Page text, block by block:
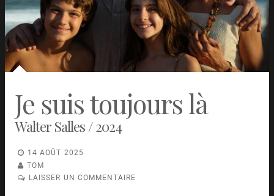
Je suis toujours là
Walter Salles / 2024
14 AOÛT 2025
TOM
LAISSER UN COMMENTAIRE